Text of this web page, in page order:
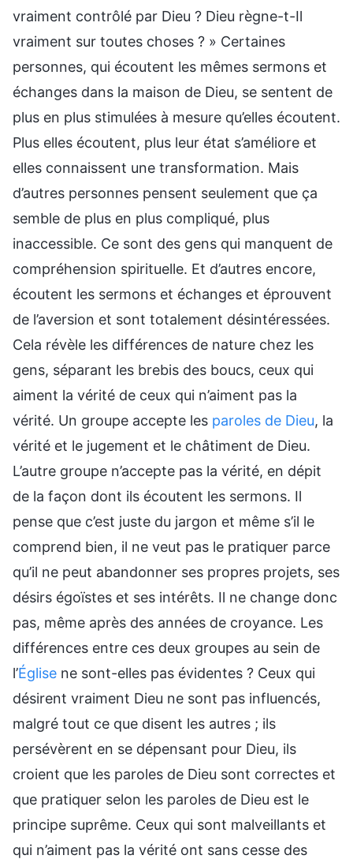
vraiment contrôlé par Dieu ? Dieu règne-t-Il
vraiment sur toutes choses ? » Certaines
personnes, qui écoutent les mêmes sermons et
échanges dans la maison de Dieu, se sentent de
plus en plus stimulées à mesure qu’elles écoutent.
Plus elles écoutent, plus leur état s’améliore et
elles connaissent une transformation. Mais
d’autres personnes pensent seulement que ça
semble de plus en plus compliqué, plus
inaccessible. Ce sont des gens qui manquent de
compréhension spirituelle. Et d’autres encore,
écoutent les sermons et échanges et éprouvent
de l’aversion et sont totalement désintéressées.
Cela révèle les différences de nature chez les
gens, séparant les brebis des boucs, ceux qui
aiment la vérité de ceux qui n’aiment pas la
vérité. Un groupe accepte les paroles de Dieu, la
vérité et le jugement et le châtiment de Dieu.
L’autre groupe n’accepte pas la vérité, en dépit
de la façon dont ils écoutent les sermons. Il
pense que c’est juste du jargon et même s’il le
comprend bien, il ne veut pas le pratiquer parce
qu’il ne peut abandonner ses propres projets, ses
désirs égoïstes et ses intérêts. Il ne change donc
pas, même après des années de croyance. Les
différences entre ces deux groupes au sein de
l’Église ne sont-elles pas évidentes ? Ceux qui
désirent vraiment Dieu ne sont pas influencés,
malgré tout ce que disent les autres ; ils
persévèrent en se dépensant pour Dieu, ils
croient que les paroles de Dieu sont correctes et
que pratiquer selon les paroles de Dieu est le
principe suprême. Ceux qui sont malveillants et
qui n’aiment pas la vérité ont sans cesse des